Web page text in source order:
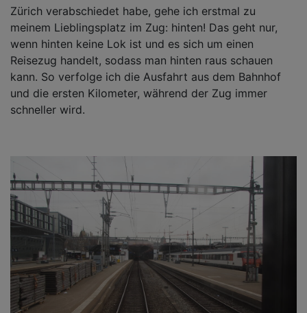
Zürich verabschiedet habe, gehe ich erstmal zu
meinem Lieblingsplatz im Zug: hinten! Das geht nur,
wenn hinten keine Lok ist und es sich um einen
Reisezug handelt, sodass man hinten raus schauen
kann. So verfolge ich die Ausfahrt aus dem Bahnhof
und die ersten Kilometer, während der Zug immer
schneller wird.